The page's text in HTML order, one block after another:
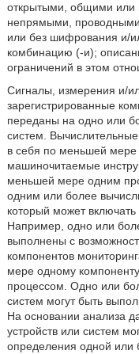
открытыми, общими
непрямыми,
или без шифрования и/
комбинацию (-и);
ограничений в этом
Сигналы, измерения и/
зарегистрированные
переданы на одно или
систем.
в себя по меньшей
машиночитаемые
меньшей мере одним
одним или более
который может
Например, одно или
выполнены с
компонентов
мере одному
процессом. Одно или
систем могут быть
На основании анализа
устройств или систем
определения одной или